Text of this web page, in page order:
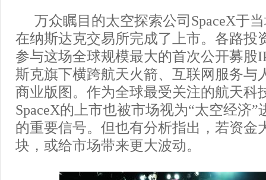
万众瞩目的太空探索公司SpaceX于
在纳斯达克交易所完成了上市。各路投
参与这场全球规模最大的首次公开募股
斯克旗下横跨航天火箭、互联网服务与
商业版图。作为全球最受关注的航天科
SpaceX的上市也被市场视为“太空经济”
的重要信号。但也有分析指出，若资金
块，或给市场带来更大波动。